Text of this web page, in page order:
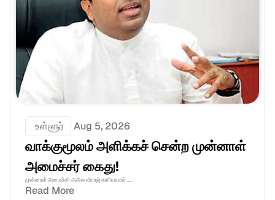
உள்ளூர் Aug 5, 2026
வாக்குமூலம் அளிக்கச் சென்ற முன்னாள்
அமைச்சர் கைது!
முன்னாள் அமைச்சர் அகில விராஜ் காரியவசம் ....
Read More